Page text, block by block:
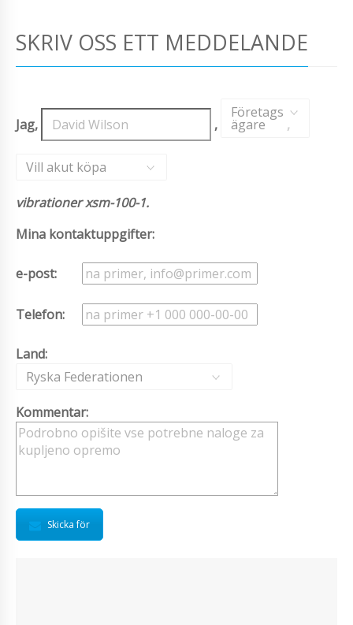
SKRIV OSS ETT MEDDELANDE
Jag, ,
Företags
ägare ,
Vill akut köpa
vibrationer xsm-100-1.
Mina kontaktuppgifter:
e-post:
Telefon:
Land:
Ryska Federationen
Kommentar:
Skicka för